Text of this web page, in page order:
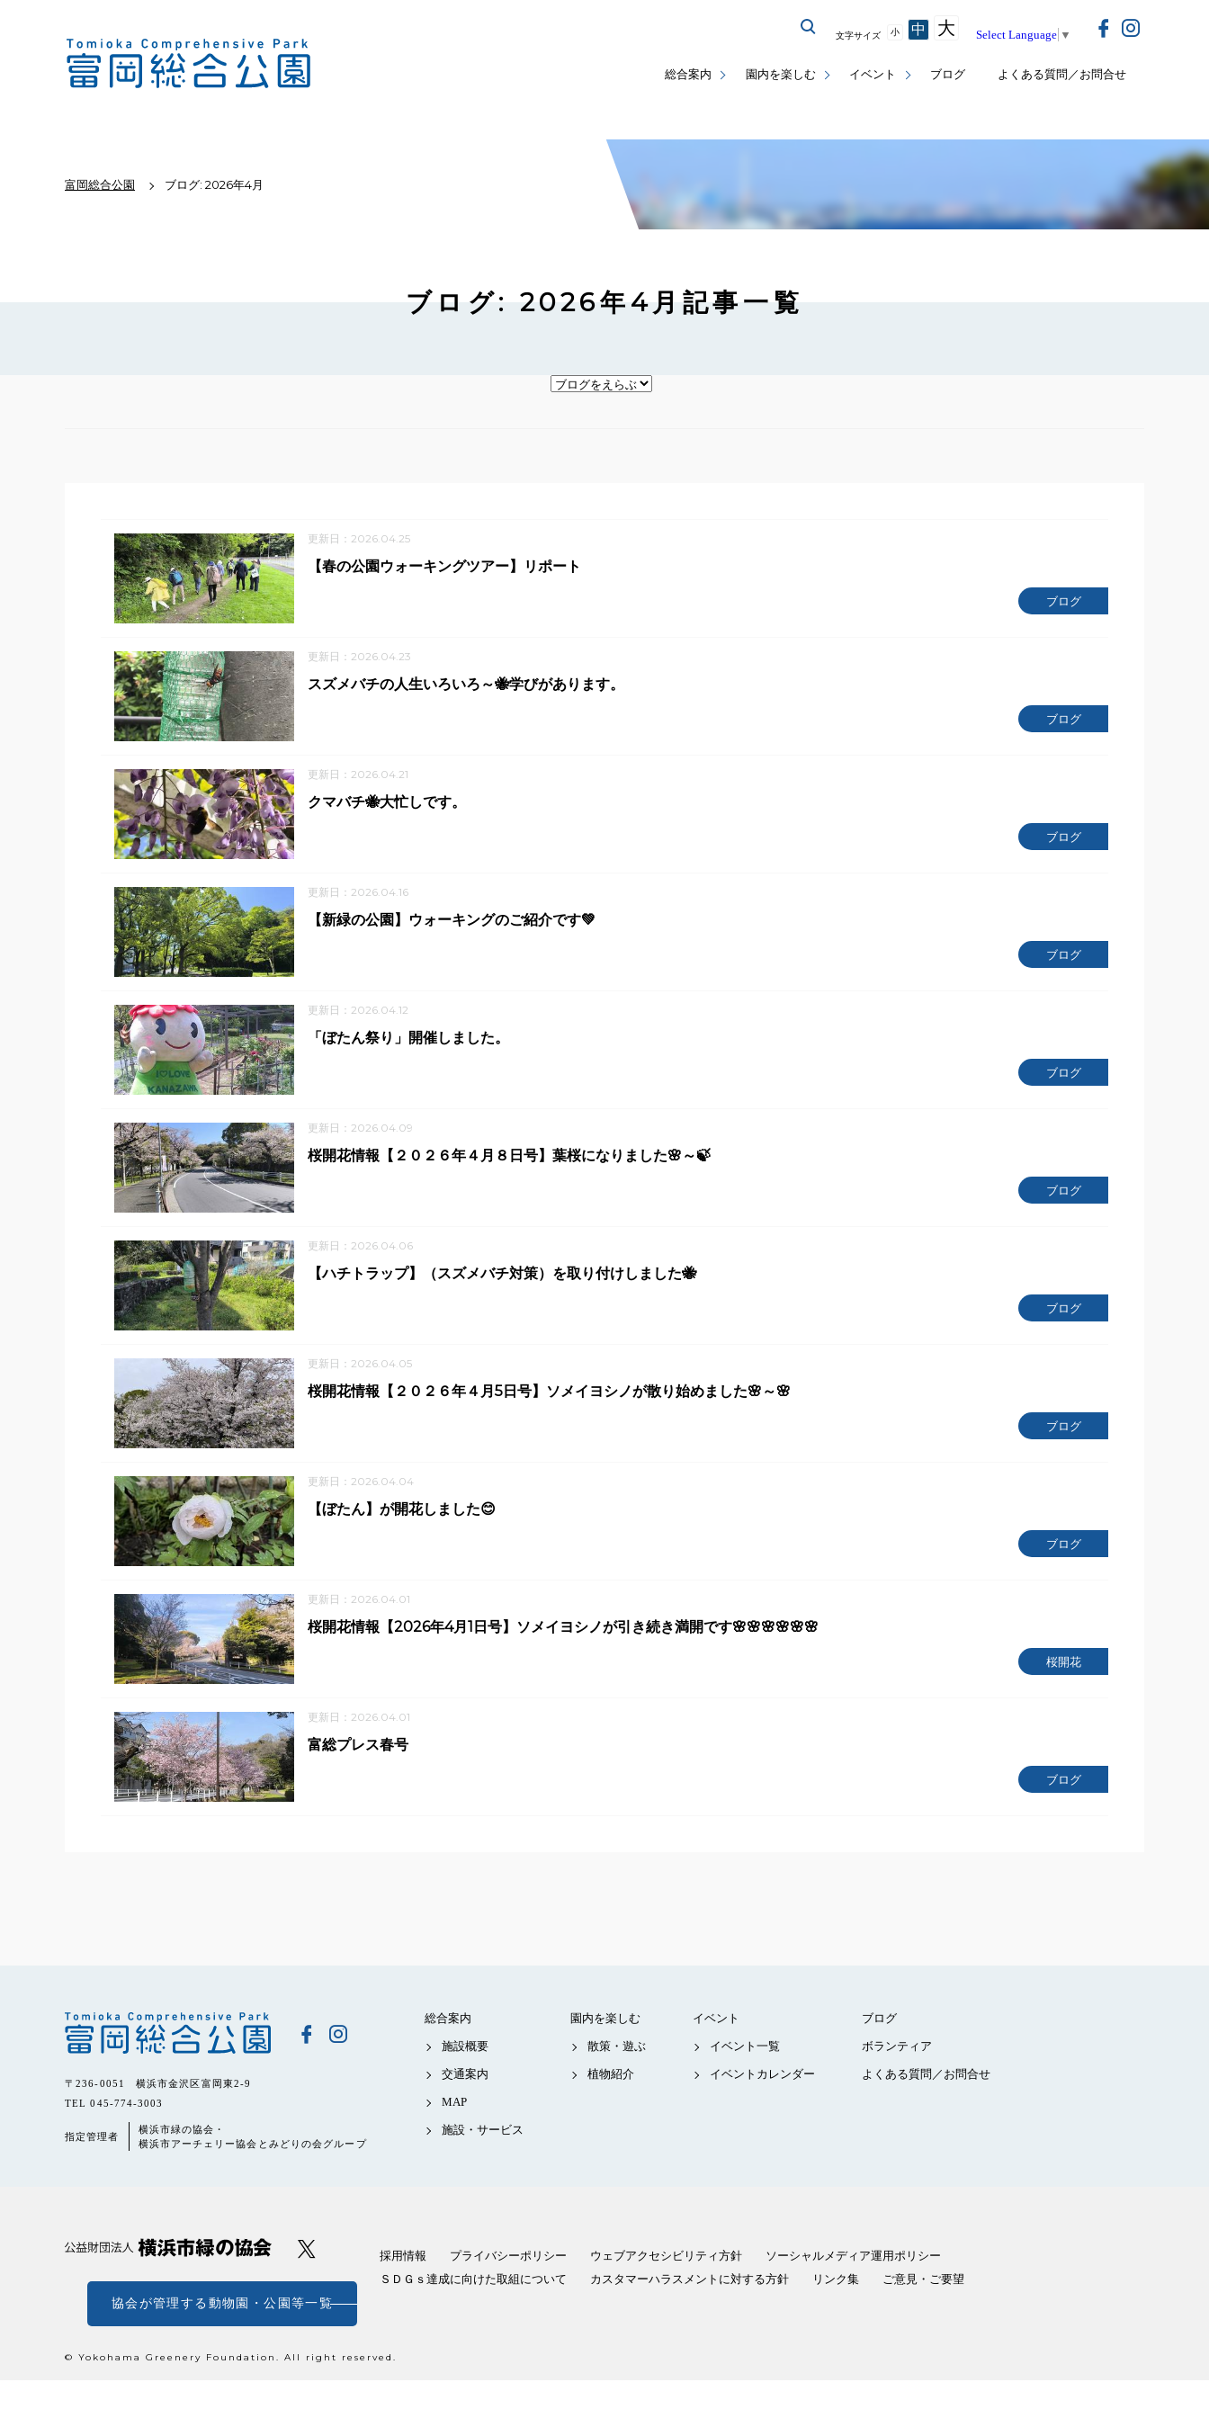
総合案内 園内を楽しむ イベント ブログ よくある質問／お問合せ
文字サイズ 小 中 大 Select Language ▼
富岡総合公園 ブログ: 2026年4月
ブログ: 2026年4月記事一覧
更新日：2026.04.25
ブログ
【春の公園ウォーキングツアー】リポート
更新日：2026.04.23
ブログ
スズメバチの人生いろいろ～🐝学びがあります。
更新日：2026.04.21
ブログ
クマバチ🐝大忙しです。
更新日：2026.04.16
ブログ
【新緑の公園】ウォーキングのご紹介です💚
更新日：2026.04.12
ブログ
「ぼたん祭り」開催しました。
更新日：2026.04.09
ブログ
桜開花情報【２０２６年４月８日号】葉桜になりました🌸～🍃
更新日：2026.04.06
ブログ
【ハチトラップ】（スズメバチ対策）を取り付けしました🐝
更新日：2026.04.05
ブログ
桜開花情報【２０２６年４月5日号】ソメイヨシノが散り始めました🌸～🌸
更新日：2026.04.04
ブログ
【ぼたん】が開花しました😊
更新日：2026.04.01
桜開花
桜開花情報【2026年4月1日号】ソメイヨシノが引き続き満開です🌸🌸🌸🌸🌸🌸
更新日：2026.04.01
ブログ
富総プレス春号
〒236-0051 横浜市金沢区富岡東2-9
TEL 045-774-3003
指定管理者
横浜市緑の協会・
横浜市アーチェリー協会とみどりの会グループ
総合案内
施設概要
交通案内
MAP
施設・サービス
園内を楽しむ
散策・遊ぶ
植物紹介
イベント
イベント一覧
イベントカレンダー
ブログ
ボランティア
よくある質問／お問合せ
協会が管理する動物園・公園等一覧
採用情報 プライバシーポリシー ウェブアクセシビリティ方針
ソーシャルメディア運用ポリシー
ＳＤＧｓ達成に向けた取組について
カスタマーハラスメントに対する方針 リンク集 ご意見・ご要望
© Yokohama Greenery Foundation. All right reserved.